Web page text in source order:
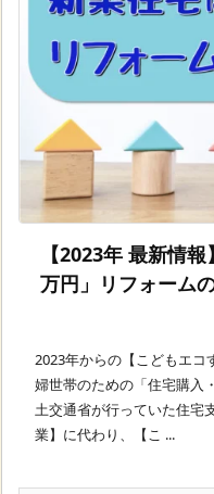
【2023年 最新情
万円」リフォーム
2023年からの【こどもエコ
婦世帯のための「住宅購入
土交通省が行っていた住宅
業】に代わり、【こ ...